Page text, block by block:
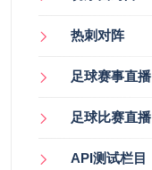
热刺对阵
足球赛事直播
足球比赛直播
API测试栏目